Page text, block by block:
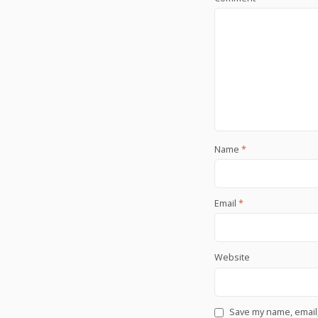
Name *
Email *
Website
Save my name,